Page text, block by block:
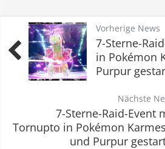
Vorherige News
7-Sterne-
in Pokémon
Purpur
Nächste
7-Sterne-Raid-Event
Tornupto in Pokémon
und Purpur